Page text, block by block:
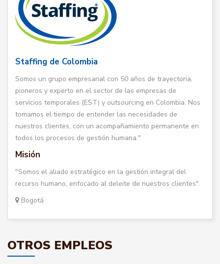
Staffing de Colombia
Somos un grupo empresarial con 50 años de trayectoria,
pioneros y experto en el sector de las empresas de
servicios temporales (EST) y outsourcing en Colombia. Nos
tomamos el tiempo de entender las necesidades de
nuestros clientes, con un acompañamiento permanente en
todos los procesos de gestión humana."
Misión
"Somos el aliado estratégico en la gestión integral del
recurso humano, enfocado al deleite de nuestros clientes".
Bogotá
OTROS EMPLEOS